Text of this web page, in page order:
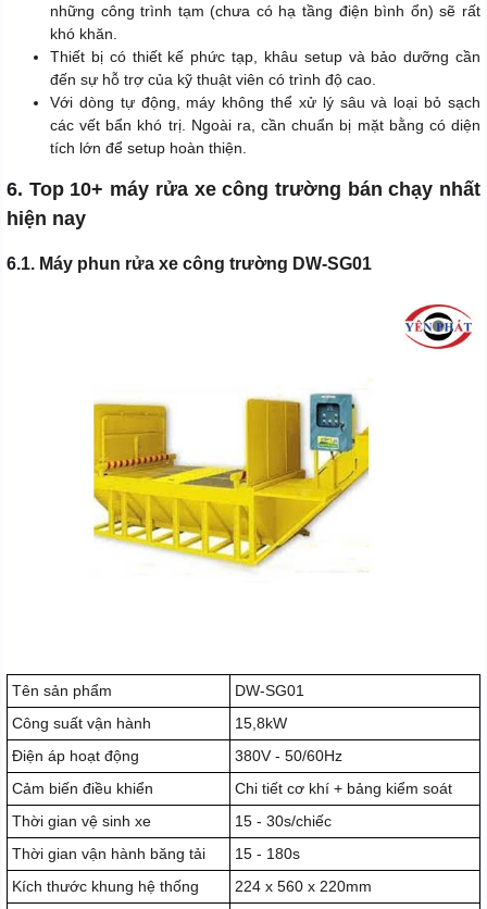
những công trình tạm (chưa có hạ tầng điện bình ổn) sẽ rất
khó khăn.
Thiết bị có thiết kế phức tạp, khâu setup và bảo dưỡng cần
đến sự hỗ trợ của kỹ thuật viên có trình độ cao.
Với dòng tự động, máy không thể xử lý sâu và loại bỏ sạch
các vết bẩn khó trị. Ngoài ra, cần chuẩn bị mặt bằng có diện
tích lớn để setup hoàn thiện.
6. Top 10+ máy rửa xe công trường bán chạy nhất
hiện nay
6.1. Máy phun rửa xe công trường DW-SG01
Tên sản phẩm
DW-SG01
Công suất vận hành
15,8kW
Điện áp hoạt động
380V - 50/60Hz
Cảm biến điều khiển
Chi tiết cơ khí + bảng kiểm soát
Thời gian vệ sinh xe
15 - 30s/chiếc
Thời gian vận hành băng tải
15 - 180s
Kích thước khung hệ thống
224 x 560 x 220mm